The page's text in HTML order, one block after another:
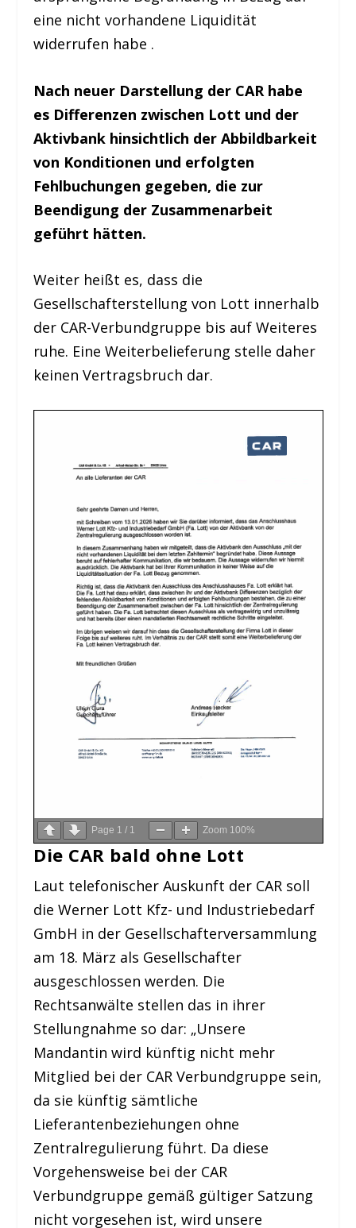
eine nicht vorhandene Liquidität
widerrufen habe .
Nach neuer Darstellung der CAR habe
es Differenzen zwischen Lott und der
Aktivbank hinsichtlich der Abbildbarkeit
von Konditionen und erfolgten
Fehlbuchungen gegeben, die zur
Beendigung der Zusammenarbeit
geführt hätten.
Weiter heißt es, dass die
Gesellschafterstellung von Lott innerhalb
der CAR-Verbundgruppe bis auf Weiteres
ruhe. Eine Weiterbelieferung stelle daher
keinen Vertragsbruch dar.
Page 1 / 1 Zoom 100%
Die CAR bald ohne Lott
Laut telefonischer Auskunft der CAR soll
die Werner Lott Kfz- und Industriebedarf
GmbH in der Gesellschafterversammlung
am 18. März als Gesellschafter
ausgeschlossen werden. Die
Rechtsanwälte stellen das in ihrer
Stellungnahme so dar: „Unsere
Mandantin wird künftig nicht mehr
Mitglied bei der CAR Verbundgruppe sein,
da sie künftig sämtliche
Lieferantenbeziehungen ohne
Zentralregulierung führt. Da diese
Vorgehensweise bei der CAR
Verbundgruppe gemäß gültiger Satzung
nicht vorgesehen ist, wird unsere